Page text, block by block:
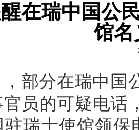
在瑞中国公
馆名
分在瑞中国公
员的可疑电话
瑞士使馆领保